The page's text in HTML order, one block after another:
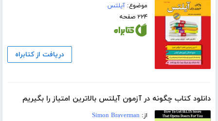
موضوع:آیلتس
۲۲۴ صفحه
دریافت از کتابراه
دانلود کتاب چگونه در آزمون آیلتس بالاترین امتیاز را بگیریم
از: Simon Braverman